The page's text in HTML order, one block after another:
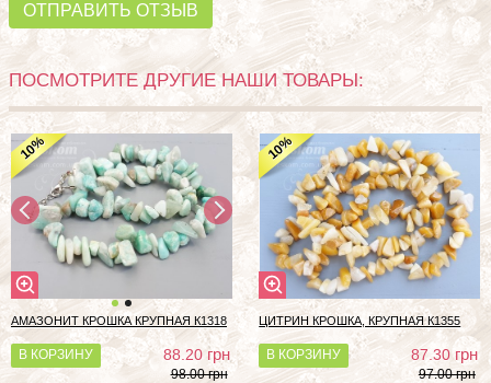
ОТПРАВИТЬ ОТЗЫВ
ПОСМОТРИТЕ ДРУГИЕ НАШИ ТОВАРЫ:
10%
АМАЗОНИТ КРОШКА КРУПНАЯ К1318
В КОРЗИНУ 88.20грн
98.00 грн
10%
ЦИТРИН КРОШКА, КРУПНАЯ К1355
В КОРЗИНУ 87.30грн
97.00 грн